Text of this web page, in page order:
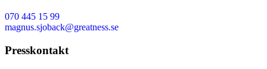
070 445 15 99
magnus.sjoback@greatness.se
Presskontakt